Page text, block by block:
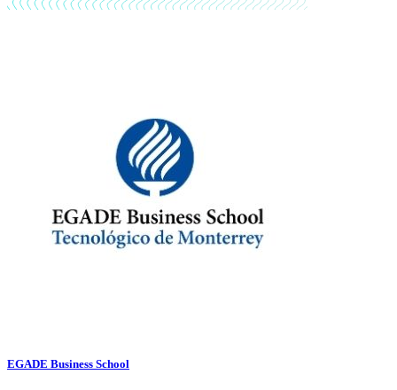
EGADE Business School